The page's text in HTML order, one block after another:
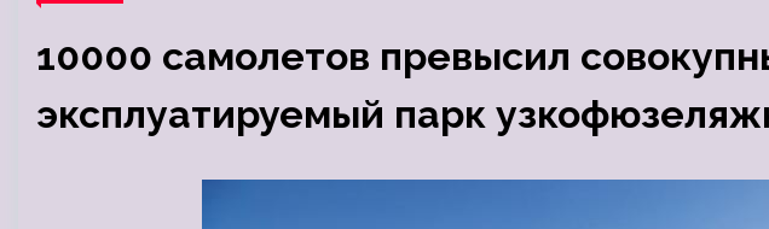
10000 самолетов превысил
эксплуатируемый парк